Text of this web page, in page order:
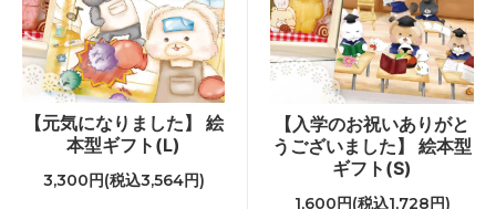
【元気になりました】 絵
本型ギフト(L)
3,300円(税込3,564円)
【入学のお祝いありがと
うございました】 絵本型
ギフト(S)
1,600円(税込1,728円)